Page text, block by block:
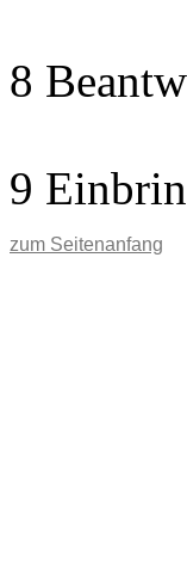
8
9
zum Seitenanfang